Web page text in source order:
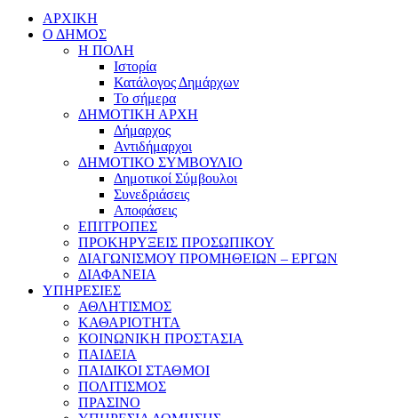
ΑΡΧΙΚΗ
Ο ΔΗΜΟΣ
Η ΠΟΛΗ
Ιστορία
Κατάλογος Δημάρχων
Το σήμερα
ΔΗΜΟΤΙΚΗ ΑΡΧΗ
Δήμαρχος
Αντιδήμαρχοι
ΔΗΜΟΤΙΚΟ ΣΥΜΒΟΥΛΙΟ
Δημοτικοί Σύμβουλοι
Συνεδριάσεις
Αποφάσεις
ΕΠΙΤΡΟΠΕΣ
ΠΡΟΚΗΡΥΞΕΙΣ ΠΡΟΣΩΠΙΚΟΥ
ΔΙΑΓΩΝΙΣΜΟΥ ΠΡΟΜΗΘΕΙΩΝ – ΕΡΓΩΝ
ΔΙΑΦΑΝΕΙΑ
ΥΠΗΡΕΣΙΕΣ
ΑΘΛΗΤΙΣΜΟΣ
ΚΑΘΑΡΙΟΤΗΤΑ
ΚΟΙΝΩΝΙΚΗ ΠΡΟΣΤΑΣΙΑ
ΠΑΙΔΕΙΑ
ΠΑΙΔΙΚΟΙ ΣΤΑΘΜΟΙ
ΠΟΛΙΤΙΣΜΟΣ
ΠΡΑΣΙΝΟ